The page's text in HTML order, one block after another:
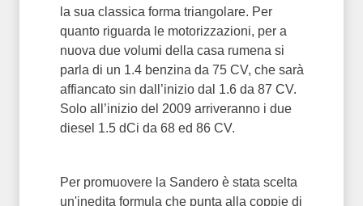
la sua classica forma triangolare. Per
quanto riguarda le motorizzazioni, per a
nuova due volumi della casa rumena si
parla di un 1.4 benzina da 75 CV, che sarà
affiancato sin dall’inizio dal 1.6 da 87 CV.
Solo all’inizio del 2009 arriveranno i due
diesel 1.5 dCi da 68 ed 86 CV.
Per promuovere la Sandero è stata scelta
un'inedita formula che punta alla coppie di